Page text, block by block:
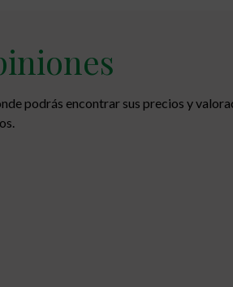
podrás encontrar sus precios y